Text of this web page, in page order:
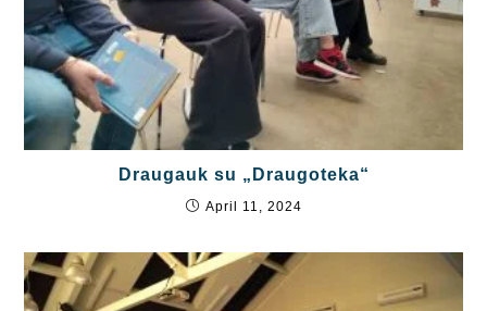
Draugauk su „Draugoteka“
April 11, 2024